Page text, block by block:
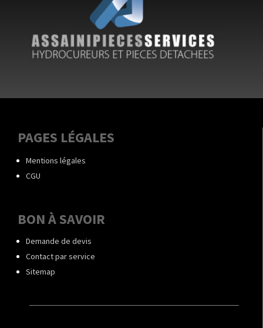
PAGES LÉGALES
Mentions légales
CGU
BON À SAVOIR
Demande de devis
Contact par service
Sitemap